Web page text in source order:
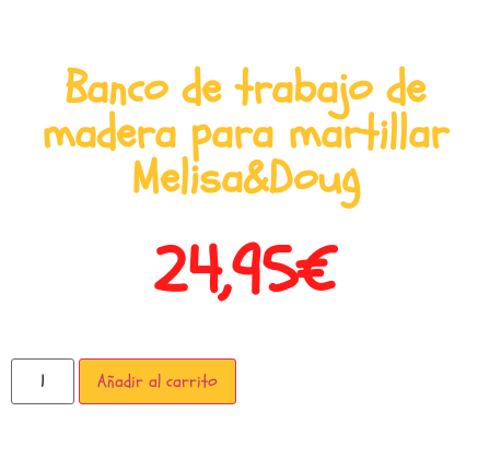
Banco de trabajo de
madera para martillar
Melisa&Doug
24,95€
Añadir al carrito